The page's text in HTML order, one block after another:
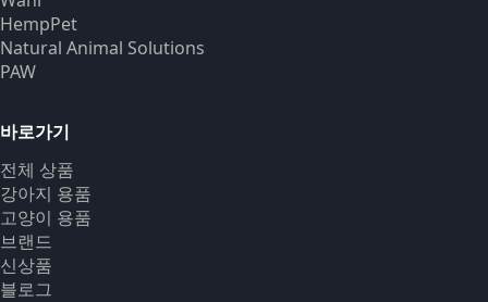
HempPet
Natural Animal Solutions
PAW
바로가기
전체 상품
강아지 용품
고양이 용품
브랜드
신상품
블로그